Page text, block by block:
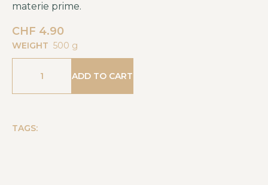
materie prime.
CHF 4.90
WEIGHT 500 g
ADD TO CART
TAGS: